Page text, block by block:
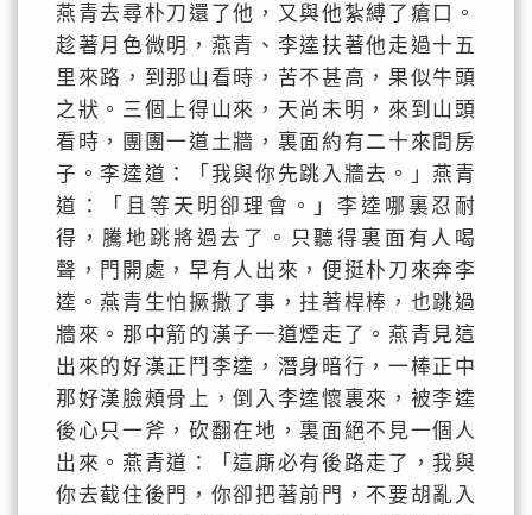
燕青去尋朴刀還了他，又與他紮縛了瘡口。
趁著月色微明，燕青、李逵扶著他走過十五
里來路，到那山看時，苦不甚高，果似牛頭
之狀。三個上得山來，天尚未明，來到山頭
看時，團團一道土牆，裏面約有二十來間房
子。李逵道：「我與你先跳入牆去。」燕青
道：「且等天明卻理會。」李逵哪裏忍耐
得，騰地跳將過去了。只聽得裏面有人喝
聲，門開處，早有人出來，便挺朴刀來奔李
逵。燕青生怕撅撒了事，拄著桿棒，也跳過
牆來。那中箭的漢子一道煙走了。燕青見這
出來的好漢正鬥李逵，潛身暗行，一棒正中
那好漢臉頰骨上，倒入李逵懷裏來，被李逵
後心只一斧，砍翻在地，裏面絕不見一個人
出來。燕青道：「這廝必有後路走了，我與
你去截住後門，你卻把著前門，不要胡亂入